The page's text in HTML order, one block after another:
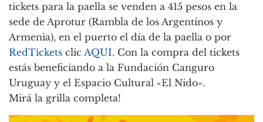
tickets para la paella se venden a 415 pesos en la
sede de Aprotur (Rambla de los Argentinos y
Armenia), en el puerto el día de la paella o por
RedTickets clic AQUI. Con la compra del tickets
estás beneficiando a la Fundación Canguro
Uruguay y el Espacio Cultural «El Nido».
Mirá la grilla completa!